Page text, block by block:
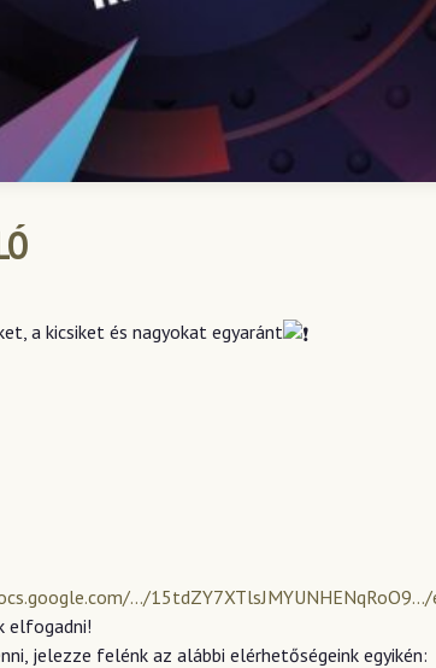
a kicsiket és nagyokat egyaránt
…/
elfogadni!
jelezze felénk az alábbi elérhetőségeink egyikén: